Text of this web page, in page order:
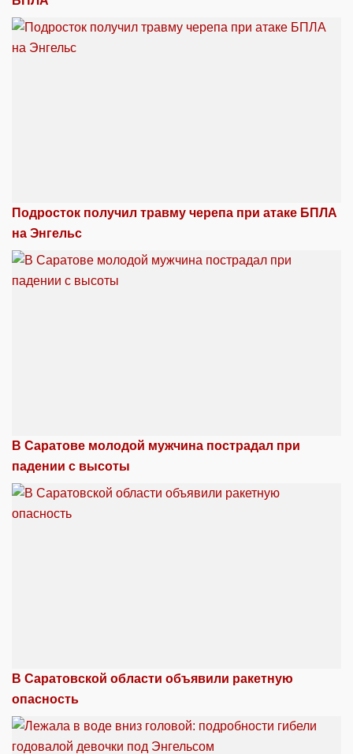
Подросток получил травму черепа при атаке БПЛА
на Энгельс
В Саратове молодой мужчина пострадал при
падении с высоты
В Саратовской области объявили ракетную
опасность